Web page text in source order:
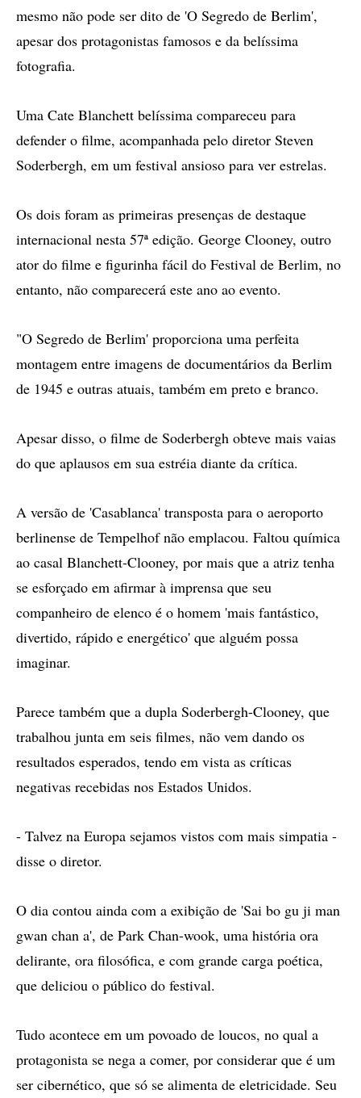
mesmo não pode ser dito de 'O Segredo de Berlim',
apesar dos protagonistas famosos e da belíssima
fotografia.
Uma Cate Blanchett belíssima compareceu para
defender o filme, acompanhada pelo diretor Steven
Soderbergh, em um festival ansioso para ver estrelas.
Os dois foram as primeiras presenças de destaque
internacional nesta 57ª edição. George Clooney, outro
ator do filme e figurinha fácil do Festival de Berlim, no
entanto, não comparecerá este ano ao evento.
"O Segredo de Berlim' proporciona uma perfeita
montagem entre imagens de documentários da Berlim
de 1945 e outras atuais, também em preto e branco.
Apesar disso, o filme de Soderbergh obteve mais vaias
do que aplausos em sua estréia diante da crítica.
A versão de 'Casablanca' transposta para o aeroporto
berlinense de Tempelhof não emplacou. Faltou química
ao casal Blanchett-Clooney, por mais que a atriz tenha
se esforçado em afirmar à imprensa que seu
companheiro de elenco é o homem 'mais fantástico,
divertido, rápido e energético' que alguém possa
imaginar.
Parece também que a dupla Soderbergh-Clooney, que
trabalhou junta em seis filmes, não vem dando os
resultados esperados, tendo em vista as críticas
negativas recebidas nos Estados Unidos.
- Talvez na Europa sejamos vistos com mais simpatia -
disse o diretor.
O dia contou ainda com a exibição de 'Sai bo gu ji man
gwan chan a', de Park Chan-wook, uma história ora
delirante, ora filosófica, e com grande carga poética,
que deliciou o público do festival.
Tudo acontece em um povoado de loucos, no qual a
protagonista se nega a comer, por considerar que é um
ser cibernético, que só se alimenta de eletricidade. Seu